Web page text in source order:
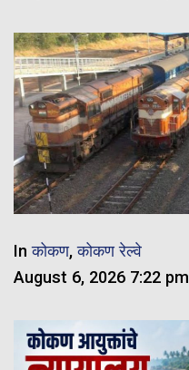
Inकोकण,कोकण रेल्वे
August 6, 2026 7:22 pm